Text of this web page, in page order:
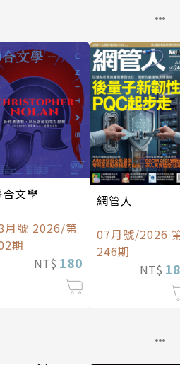
文學
月號 2026/第
期
NT$ 180
網管人
07月號/2026
246期
NT$